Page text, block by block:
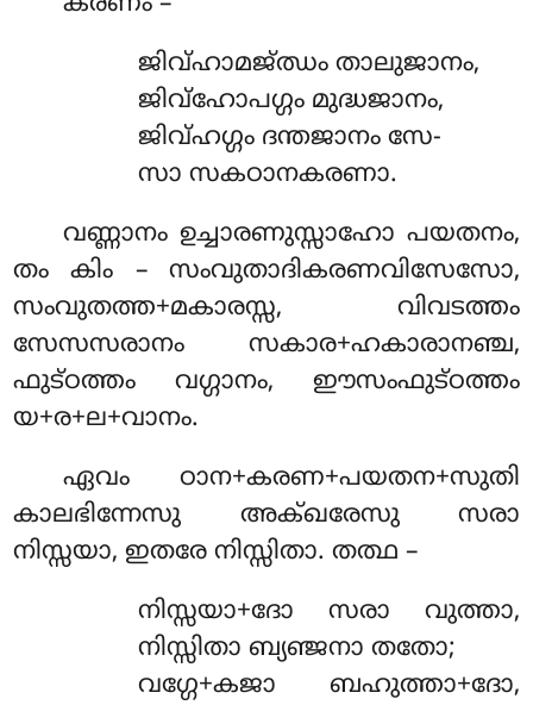
ജിവ്ഹാമജ്ഝം താലുജാനം,
ജിവ്ഹോപഗ്ഗം മുദ്ധജാനം,
ജിവ്ഹഗ്ഗം ദന്തജാനം സേ-
സാ സകഠാനകരണാ.
വണ്ണാനം ഉച്ചാരണുസ്സാഹോ പയതനം,
തം കിം – സംവുതാദികരണവിസേസോ,
സംവുതത്ത+മകാരസ്സ, വിവടത്തം
സേസസരാനം സകാര+ഹകാരാനഞ്ച,
ഫുട്ഠത്തം വഗ്ഗാനം, ഈസംഫുട്ഠത്തം
യ+ര+ല+വാനം.
ഏവം ഠാന+കരണ+പയതന+സുതി
കാലഭിന്നേസു അക്ഖരേസു സരാ
നിസ്സയാ, ഇതരേ നിസ്സിതാ. തത്ഥ –
നിസ്സയാ+ദോ സരാ വുത്താ,
നിസ്സിതാ ബ്യഞ്ജനാ തതോ;
വഗ്ഗേ+കജാ ബഹുത്താ+ദോ,